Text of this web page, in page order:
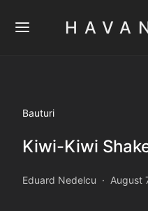
Bauturi
Kiwi-Kiwi
Eduard Nedelcu August